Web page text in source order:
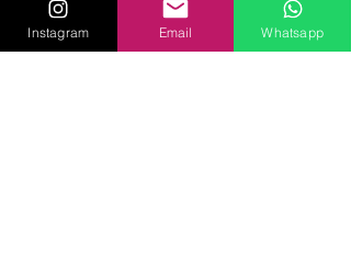
Instagram Email Whatsapp